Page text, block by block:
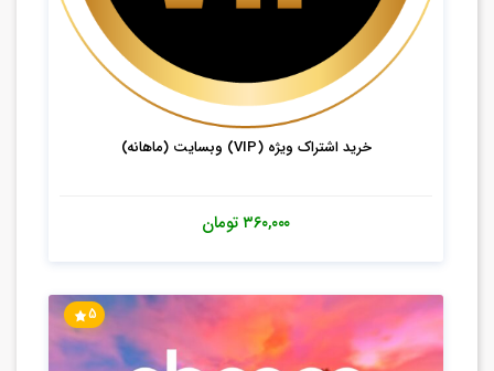
خرید اشتراک ویژه (VIP) وبسایت (ماهانه)
۳۶۰,۰۰۰تومان
5